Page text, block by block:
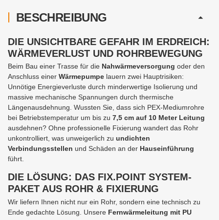
BESCHREIBUNG
DIE UNSICHTBARE GEFAHR IM ERDREICH:
WÄRMEVERLUST UND ROHRBEWEGUNG
Beim Bau einer Trasse für die Nahwärmeversorgung oder den
Anschluss einer Wärmepumpe lauern zwei Hauptrisiken:
Unnötige Energieverluste durch minderwertige Isolierung und
massive mechanische Spannungen durch thermische
Längenausdehnung. Wussten Sie, dass sich PEX-Mediumrohre
bei Betriebstemperatur um bis zu 7,5 cm auf 10 Meter Leitung
ausdehnen? Ohne professionelle Fixierung wandert das Rohr
unkontrolliert, was unweigerlich zu undichten
Verbindungsstellen und Schäden an der Hauseinführung
führt.
DIE LÖSUNG: DAS FIX.POINT SYSTEM-
PAKET AUS ROHR & FIXIERUNG
Wir liefern Ihnen nicht nur ein Rohr, sondern eine technisch zu
Ende gedachte Lösung. Unsere Fernwärmeleitung mit PU